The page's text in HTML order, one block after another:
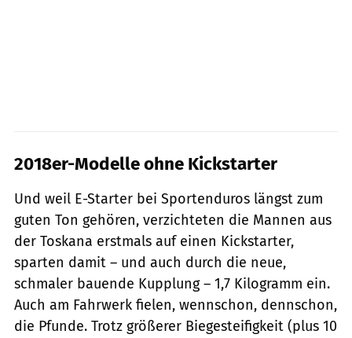
2018er-Modelle ohne Kickstarter
Und weil E-Starter bei Sportenduros längst zum
guten Ton gehören, verzichteten die Mannen aus
der Toskana erstmals auf einen Kickstarter,
sparten damit – und auch durch die neue,
schmaler bauende Kupplung – 1,7 Kilogramm ein.
Auch am Fahrwerk fielen, wennschon, dennschon,
die Pfunde. Trotz größerer Biegesteifigkeit (plus 10